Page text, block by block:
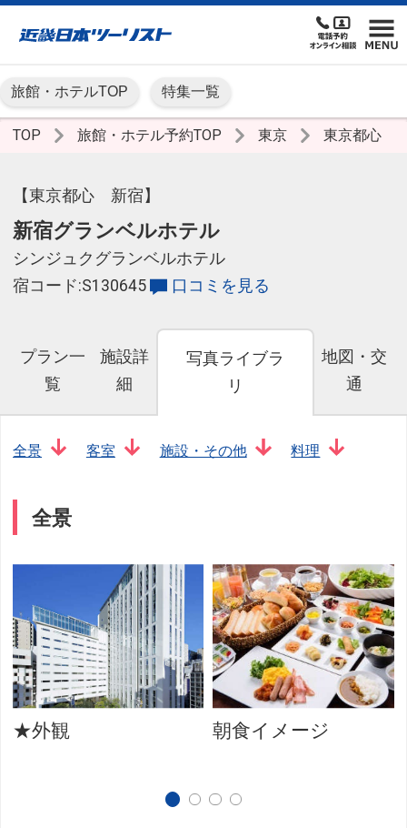
旅館・ホテルTOP 特集一覧
TOP 旅館・ホテル予約TOP 東京 東京都心
【東京都心 新宿】
新宿グランベルホテル
シンジュクグランベルホテル
宿コード:S130645
口コミを見る
プラン一
覧
施設詳
細
写真ライブラ
リ
地図・交
通
全景 客室 施設・その他 料理
全景
★外観 朝食イメージ